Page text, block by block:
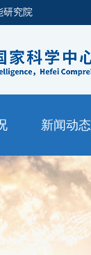
研究院
新闻动态